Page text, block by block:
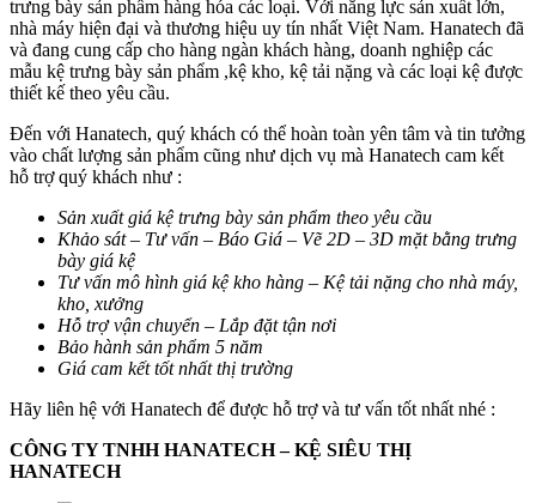
trưng bày sản phẩm hàng hóa các loại. Với năng lực sản xuất lớn,
nhà máy hiện đại và thương hiệu uy tín nhất Việt Nam. Hanatech đã
và đang cung cấp cho hàng ngàn khách hàng, doanh nghiệp các
mẫu kệ trưng bày sản phẩm ,kệ kho, kệ tải nặng và các loại kệ được
thiết kế theo yêu cầu.
Đến với Hanatech, quý khách có thể hoàn toàn yên tâm và tin tưởng
vào chất lượng sản phẩm cũng như dịch vụ mà Hanatech cam kết
hỗ trợ quý khách như :
Sản xuất giá kệ trưng bày sản phẩm theo yêu cầu
Khảo sát – Tư vấn – Báo Giá – Vẽ 2D – 3D mặt bằng trưng
bày giá kệ
Tư vấn mô hình giá kệ kho hàng – Kệ tải nặng cho nhà máy,
kho, xưởng
Hỗ trợ vận chuyển – Lắp đặt tận nơi
Bảo hành sản phẩm 5 năm
Giá cam kết tốt nhất thị trường
Hãy liên hệ với Hanatech để được hỗ trợ và tư vấn tốt nhất nhé :
CÔNG TY TNHH HANATECH – KỆ SIÊU THỊ
HANATECH